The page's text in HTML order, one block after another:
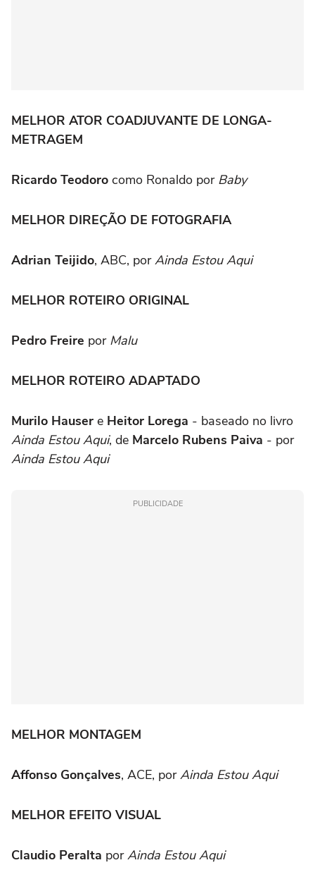
MELHOR ATOR COADJUVANTE DE LONGA-
METRAGEM
Ricardo Teodoro como Ronaldo por Baby
MELHOR DIREÇÃO DE FOTOGRAFIA
Adrian Teijido, ABC, porAinda Estou Aqui
MELHOR ROTEIRO ORIGINAL
Pedro Freire por Malu
MELHOR ROTEIRO ADAPTADO
Murilo Hauser e Heitor Lorega - baseado no livro
Ainda Estou Aqui, de Marcelo Rubens Paiva - por
Ainda Estou Aqui
PUBLICIDADE
MELHOR MONTAGEM
Affonso Gonçalves, ACE, porAinda Estou Aqui
MELHOR EFEITO VISUAL
Claudio Peralta porAinda Estou Aqui